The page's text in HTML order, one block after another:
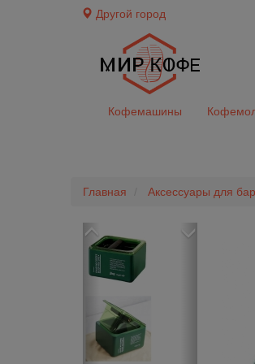
Другой город
Кофемашины
Главная Аксессуары для
Previous